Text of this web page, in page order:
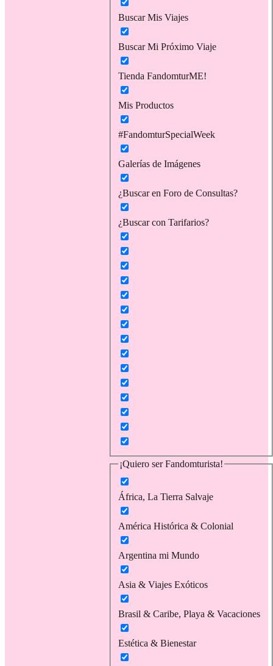
Buscar Mis Viajes
Buscar Mi Próximo Viaje
Tienda FandomturME!
Mis Productos
#FandomturSpecialWeek
Galerías de Imágenes
¿Buscar en Foro de Consultas?
¿Buscar con Tarifarios?
¡Quiero ser Fandomturista!
África, La Tierra Salvaje
América Histórica & Colonial
Argentina mi Mundo
Asia & Viajes Exóticos
Brasil & Caribe, Playa & Vacaciones
Estética & Bienestar